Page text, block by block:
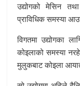
उद्योगको मेसिन
प्राविधिक समस्या
विगतमा उद्योगका
कोइलाको समस्या
मुलुकबाट कोइला